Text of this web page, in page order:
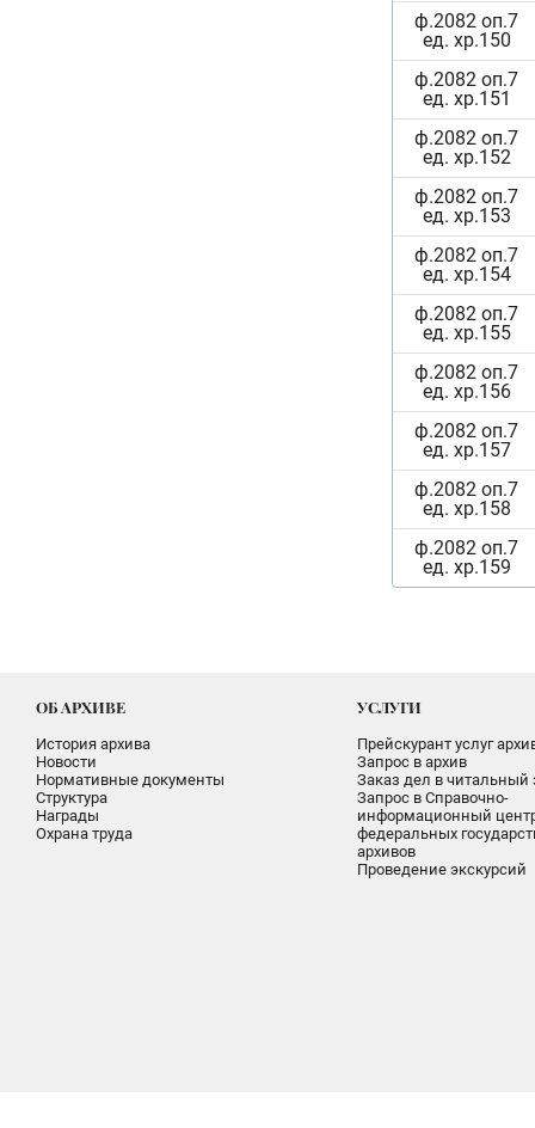
ф.2082 оп.7
ед. хр.150
ф.2082 оп.7
ед. хр.151
ф.2082 оп.7
ед. хр.152
ф.2082 оп.7
ед. хр.153
ф.2082 оп.7
ед. хр.154
ф.2082 оп.7
ед. хр.155
ф.2082 оп.7
ед. хр.156
ф.2082 оп.7
ед. хр.157
ф.2082 оп.7
ед. хр.158
ф.2082 оп.7
ед. хр.159
ОБ АРХИВЕ
История архива
Новости
Нормативные документы
Структура
Награды
Охрана труда
УСЛУГИ
Прейскурант услуг
Запрос в архив
Заказ дел в читальный
Запрос в Справочно-
информационный
федеральных
архивов
Проведение экскурсий